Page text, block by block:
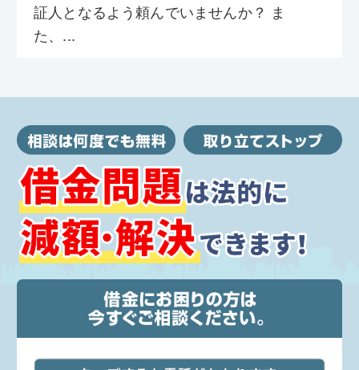
証人となるよう頼んでいませんか？ ま
た、...